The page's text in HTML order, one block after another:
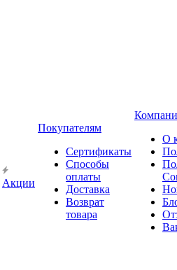
Акции
Покупателям
Сертификаты
Способы
оплаты
Доставка
Возврат
товара
О